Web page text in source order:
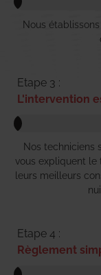
Nous
Etape 3 :
L'intervention
Nos techniciens
vous expliquent
leurs meilleurs
Etape 4 :
Règlement